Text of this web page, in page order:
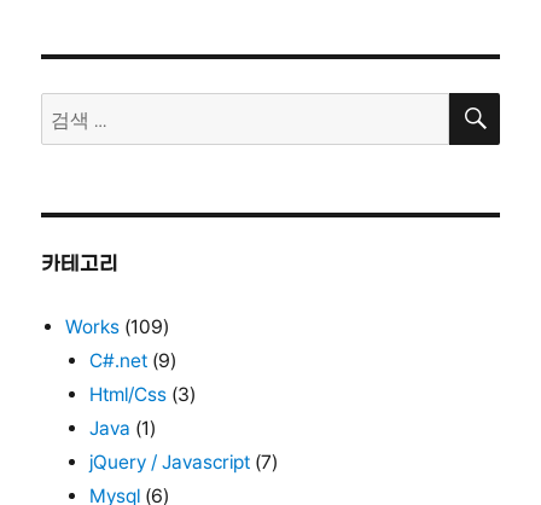
의
전
통
검
색:
검
카테고리
Works (109)
C#.net (9)
Html/Css (3)
Java (1)
jQuery / Javascript (7)
Mysql (6)